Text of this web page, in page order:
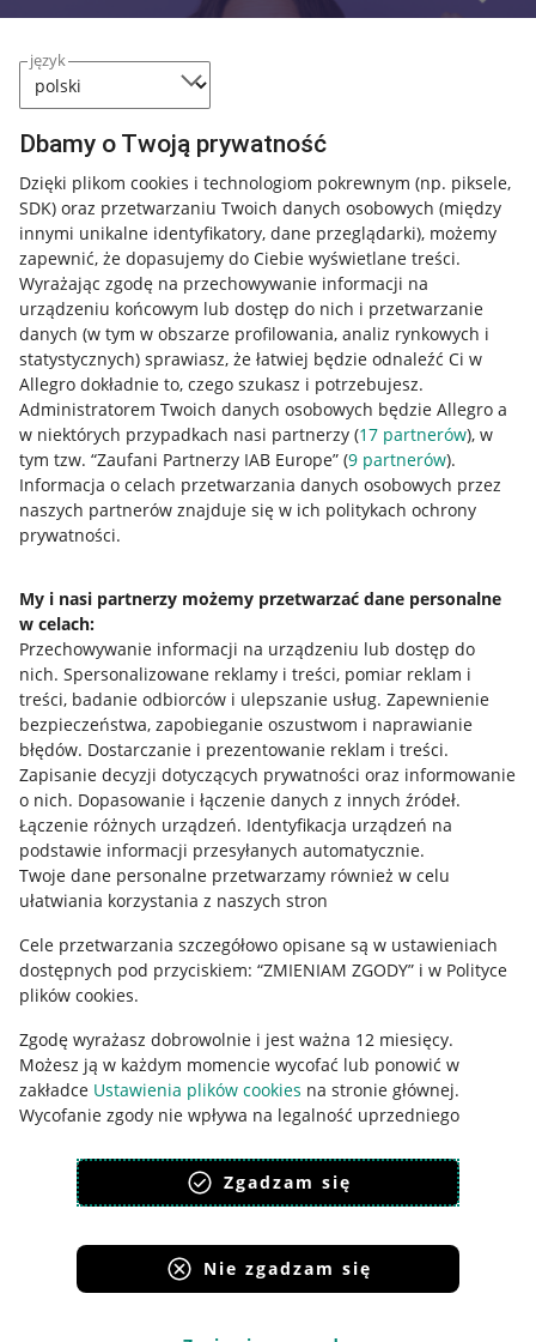
język
Dbamy o Twoją prywatność
Dzięki plikom cookies i technologiom pokrewnym (np. piksele,
SDK) oraz przetwarzaniu Twoich danych osobowych (między
innymi unikalne identyfikatory, dane przeglądarki), możemy
zapewnić, że dopasujemy do Ciebie wyświetlane treści.
Wyrażając zgodę na przechowywanie informacji na
urządzeniu końcowym lub dostęp do nich i przetwarzanie
danych (w tym w obszarze profilowania, analiz rynkowych i
statystycznych) sprawiasz, że łatwiej będzie odnaleźć Ci w
Allegro dokładnie to, czego szukasz i potrzebujesz.
Administratorem Twoich danych osobowych będzie Allegro a
w niektórych przypadkach nasi partnerzy (17 partnerów), w
tym tzw. “Zaufani Partnerzy IAB Europe” (9 partnerów).
Informacja o celach przetwarzania danych osobowych przez
naszych partnerów znajduje się w ich politykach ochrony
prywatności.
My i nasi partnerzy możemy przetwarzać dane personalne
w celach:
Przechowywanie informacji na urządzeniu lub dostęp do
nich. Spersonalizowane reklamy i treści, pomiar reklam i
treści, badanie odbiorców i ulepszanie usług. Zapewnienie
bezpieczeństwa, zapobieganie oszustwom i naprawianie
błędów. Dostarczanie i prezentowanie reklam i treści.
Zapisanie decyzji dotyczących prywatności oraz informowanie
o nich. Dopasowanie i łączenie danych z innych źródeł.
Łączenie różnych urządzeń. Identyfikacja urządzeń na
podstawie informacji przesyłanych automatycznie.
Twoje dane personalne przetwarzamy również w celu
ułatwiania korzystania z naszych stron
Cele przetwarzania szczegółowo opisane są w ustawieniach
dostępnych pod przyciskiem: “ZMIENIAM ZGODY” i w Polityce
plików cookies.
Zgodę wyrażasz dobrowolnie i jest ważna 12 miesięcy.
Możesz ją w każdym momencie wycofać lub ponowić w
zakładce Ustawienia plików cookies na stronie głównej.
Wycofanie zgody nie wpływa na legalność uprzedniego
polityka plików cookies
polityka ochrony prywatności
Zgadzam się
Nie zgadzam się
Przydatne informacje
Jak to działa
Napisz do nas
Allegro Gadane dla kupujących
Mapa miejscowości
Informacje prawne
Regulamin
Polityka plików "cookies"
Ustawienia plików "cookies"
Udostępnianie lokalizacji
Pobierz aplikację
Korzystanie z serwisu oznacza akceptacjęregulaminu